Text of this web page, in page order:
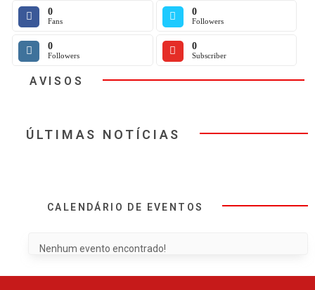
0
Fans
0
Followers
0
Followers
0
Subscriber
AVISOS
ÚLTIMAS NOTÍCIAS
CALENDÁRIO DE EVENTOS
Nenhum evento encontrado!